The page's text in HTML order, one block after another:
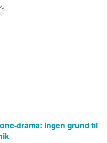
drama: Ingen grund til